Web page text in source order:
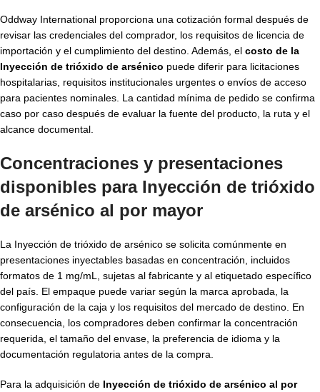
Oddway International proporciona una cotización formal después de
revisar las credenciales del comprador, los requisitos de licencia de
importación y el cumplimiento del destino. Además, el costo de la
Inyección de trióxido de arsénico puede diferir para licitaciones
hospitalarias, requisitos institucionales urgentes o envíos de acceso
para pacientes nominales. La cantidad mínima de pedido se confirma
caso por caso después de evaluar la fuente del producto, la ruta y el
alcance documental.
Concentraciones y presentaciones
disponibles para Inyección de trióxido
de arsénico al por mayor
La Inyección de trióxido de arsénico se solicita comúnmente en
presentaciones inyectables basadas en concentración, incluidos
formatos de 1 mg/mL, sujetas al fabricante y al etiquetado específico
del país. El empaque puede variar según la marca aprobada, la
configuración de la caja y los requisitos del mercado de destino. En
consecuencia, los compradores deben confirmar la concentración
requerida, el tamaño del envase, la preferencia de idioma y la
documentación regulatoria antes de la compra.
Para la adquisición de Inyección de trióxido de arsénico al por